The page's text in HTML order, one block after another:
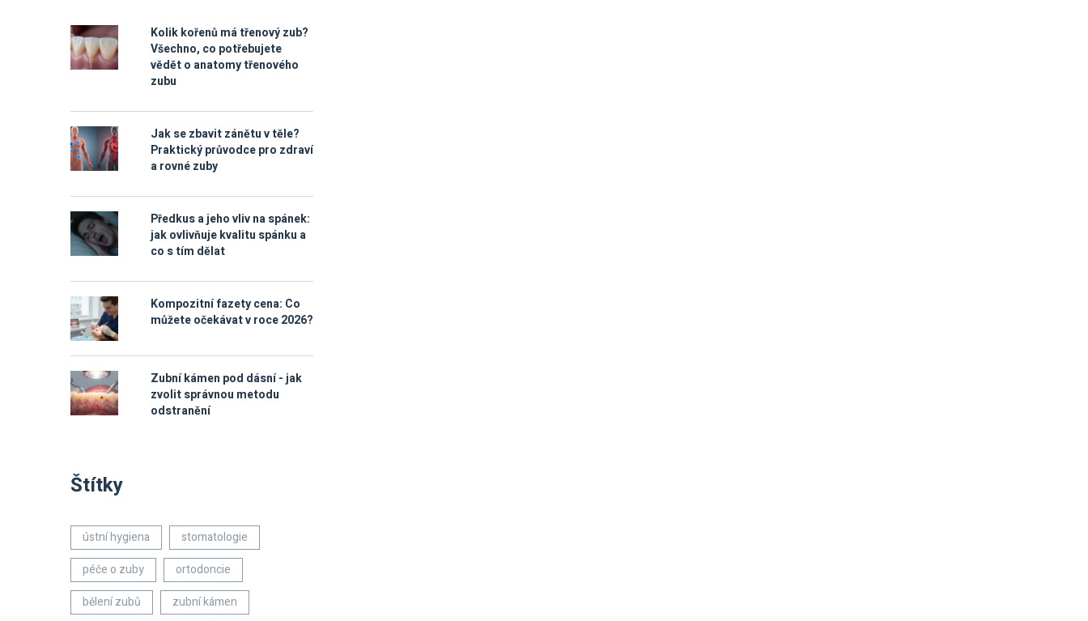
Kolik kořenů má třenový zub?
Všechno, co potřebujete
vědět o anatomy třenového
zubu
Jak se zbavit zánětu v těle?
Praktický průvodce pro zdraví
a rovné zuby
Předkus a jeho vliv na spánek:
jak ovlivňuje kvalitu spánku a
co s tím dělat
Kompozitní fazety cena: Co
můžete očekávat v roce 2026?
Zubní kámen pod dásní - jak
zvolit správnou metodu
odstranění
Štítky
ústní hygiena
stomatologie
péče o zuby
ortodoncie
bělení zubů
zubní kámen